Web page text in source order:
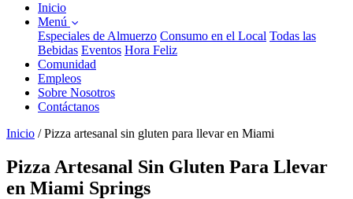
Inicio
Menú
Especiales de Almuerzo Consumo en el Local Todas las
Bebidas Eventos Hora Feliz
Comunidad
Empleos
Sobre Nosotros
Contáctanos
Inicio / Pizza artesanal sin gluten para llevar en Miami
Pizza Artesanal Sin Gluten Para Llevar
en Miami Springs